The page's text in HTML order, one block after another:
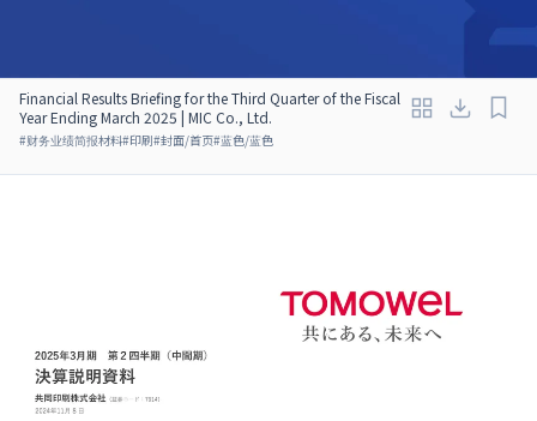
Financial Results Briefing for the Third Quarter of the Fiscal
Year Ending March 2025 | MIC Co., Ltd.
#财务业绩简报材料#印刷#封面/首页#蓝色/蓝色